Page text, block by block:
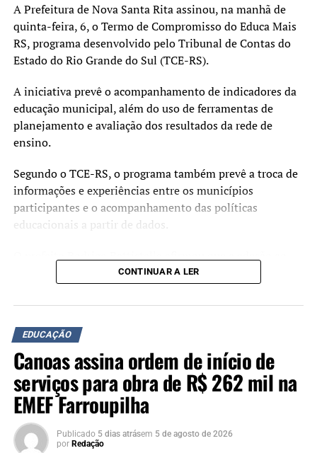
A Prefeitura de Nova Santa Rita assinou, na manhã de
quinta-feira, 6, o Termo de Compromisso do Educa Mais
RS, programa desenvolvido pelo Tribunal de Contas do
Estado do Rio Grande do Sul (TCE-RS).
A iniciativa prevê o acompanhamento de indicadores da
educação municipal, além do uso de ferramentas de
planejamento e avaliação dos resultados da rede de
ensino.
Segundo o TCE-RS, o programa também prevê a troca de
informações e experiências entre os municípios
participantes e o acompanhamento das políticas
educacionais a partir de dados.
programa deverá contribuir para o planejamento das
ações na área da educação.
“Cada avanço na educação
representa uma
oportunidade a mais para
nossas crianças e jovens.
Ao aderirmos ao Educa
CONTINUAR A LER
EDUCAÇÃO
Canoas assina ordem de início de
serviços para obra de R$ 262 mil na
EMEF Farroupilha
Publicado 5 dias atrásem 5 de agosto de 2026
por Redação